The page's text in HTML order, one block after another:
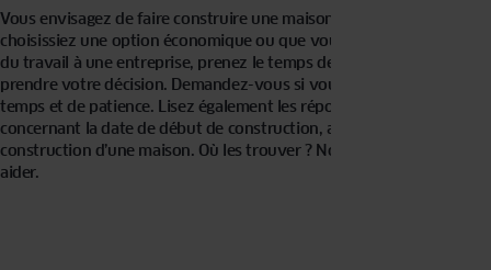
Vous envisagez de faire construire une maison ? Que vous
choisissiez une option économique ou que vous confiiez l’ensemble
du travail à une entreprise, prenez le temps de réfléchir avant de
prendre votre décision. Demandez-vous si vous avez assez de
temps et de patience. Lisez également les réponses aux questions
concernant la date de début de construction, ainsi que la durée de
construction d’une maison. Où les trouver ? Nous pouvons vous
aider.